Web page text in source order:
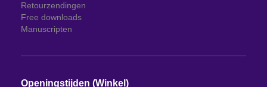
Retourzendingen
Free downloads
Manuscripten
Openingstijden (Winkel)